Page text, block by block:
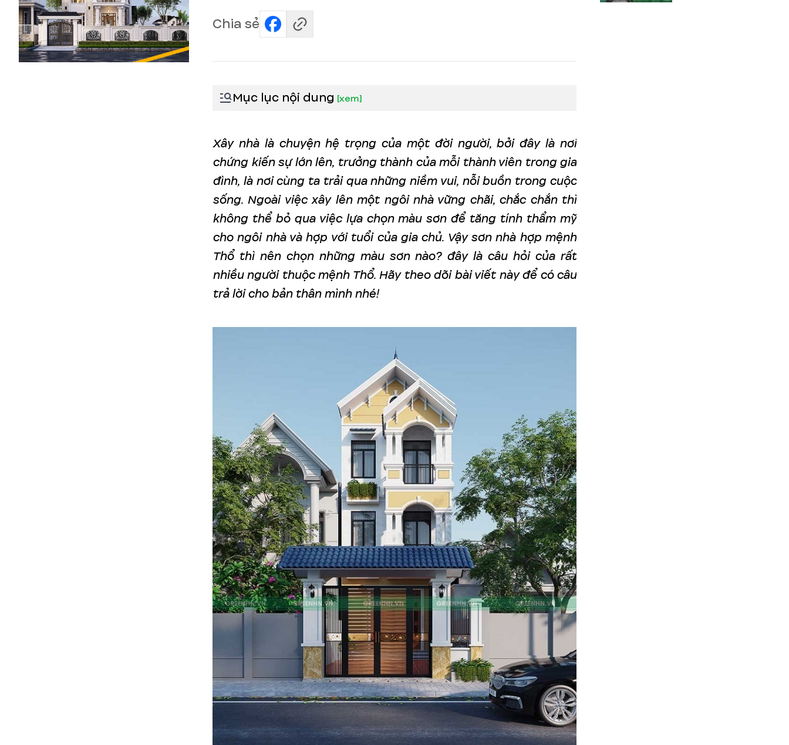
Chia sẻ
Mục lục nội dung [xem]
Xây nhà là chuyện hệ trọng của một đời người, bởi đây là nơi
chứng kiến sự lớn lên, trưởng thành của mỗi thành viên trong gia
đình, là nơi cùng ta trải qua những niềm vui, nỗi buồn trong cuộc
sống. Ngoài việc xây lên một ngôi nhà vững chãi, chắc chắn thì
không thể bỏ qua việc lựa chọn màu sơn để tăng tính thẩm mỹ
cho ngôi nhà và hợp với tuổi của gia chủ. Vậy sơn nhà hợp mệnh
Thổ thì nên chọn những màu sơn nào? đây là câu hỏi của rất
nhiều người thuộc mệnh Thổ. Hãy theo dõi bài viết này để có câu
trả lời cho bản thân mình nhé!